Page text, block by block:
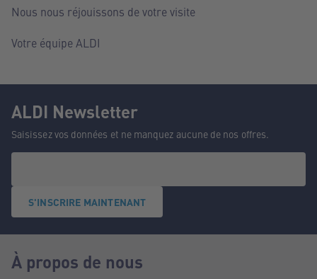
Nous nous réjouissons de votre visite
Votre équipe ALDI
ALDI Newsletter
Saisissez vos données et ne manquez aucune de nos offres.
S'INSCRIRE MAINTENANT
À propos de nous